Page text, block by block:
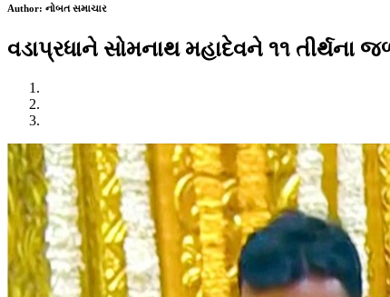
Author: નોબત સમાચાર
વડાપ્રધાને સોમનાથ મહાદેવને ૧૧ તીર્થના